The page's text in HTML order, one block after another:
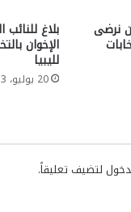
نرضى بلاغ
الإخوان
لليبيا
20 يوليو، 2013
لتضيف تعليقاً.